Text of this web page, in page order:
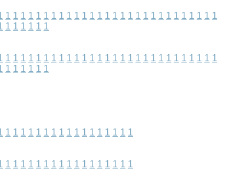
1 1 1 1 1 1 1 1 1 1 1 1 1 1 1 1 1 1 1 1 1 1 1 1 1 1 1 1
1 1 1 1 1 1
1 1 1 1 1 1 1 1 1 1 1 1 1 1 1 1 1 1 1 1 1 1 1 1 1 1 1 1
1 1 1 1 1 1
1 1 1 1 1 1 1 1 1 1 1 1 1 1 1 1 1
1 1 1 1 1 1 1 1 1 1 1 1 1 1 1 1 1